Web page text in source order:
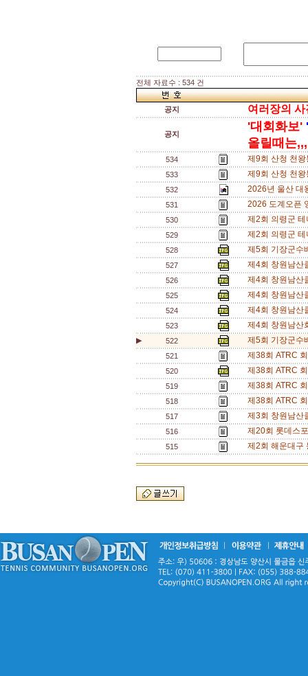
전체 자료수 : 534 건
공지 여러장의
공지
'대회화보'
올릴때는
534 제9회 산청 천
533 제9회 산청 천
532 2026년 울산 대
531 2026 도계오픈
530 제2회 의령군
529 제2회 의령군
528 제5회 기장군수
527 제4회 창원남산
526 제4회 창원남산
525 제4회 창원남산
524 제4회 창원남산
523 제4회 창원남산
▶ 522 제5회 기장군수
521 제38회 ATRC
520 제38회 ATRC
519 제38회 ATRC
518 제38회 ATRC
517 제3회 창원남산
516 제20회 롯데스
515 제2회 해운대구